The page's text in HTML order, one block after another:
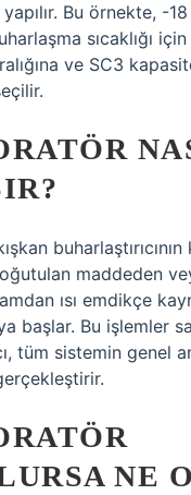
Bu örnekte, -18
sıcaklığı
ve SC3
buharlaştırıcının
maddeden
ısı emdikçe
başlar. Bu işlemler
tüm sistemin genel
NE